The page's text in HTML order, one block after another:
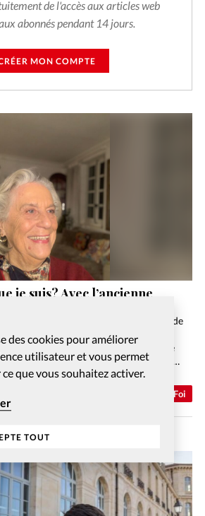
des cookies pour améliorer
utilisateur et vous permet
que vous souhaitez activer.
TOUT
de l'accès aux articles web
abonnés pendant 14 jours.
MON COMPTE
Foi
je suis? Avec l’ancienne
Dufoix
la louange ne dépend ni d’un lieu, ni de
ni même d’un état spirituel
musical de qualité, une
ou une certaine expérience spirituelle…